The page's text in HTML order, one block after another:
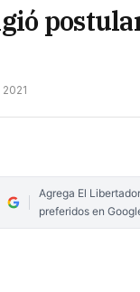
Agrega El
preferidos en